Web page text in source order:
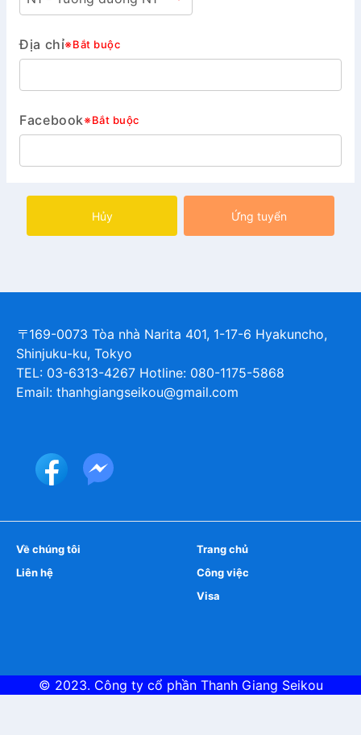
Địa chỉ※Bắt buộc
Facebook※Bắt buộc
Hủy Ứng tuyển
〒169-0073 Tòa nhà Narita 401, 1-17-6 Hyakuncho,
Shinjuku-ku, Tokyo
TEL: 03-6313-4267 Hotline: 080-1175-5868
Email: thanhgiangseikou@gmail.com
Về chúng tôi
Liên hệ
Trang chủ
Công việc
Visa
© 2023. Công ty cổ phần Thanh Giang Seikou